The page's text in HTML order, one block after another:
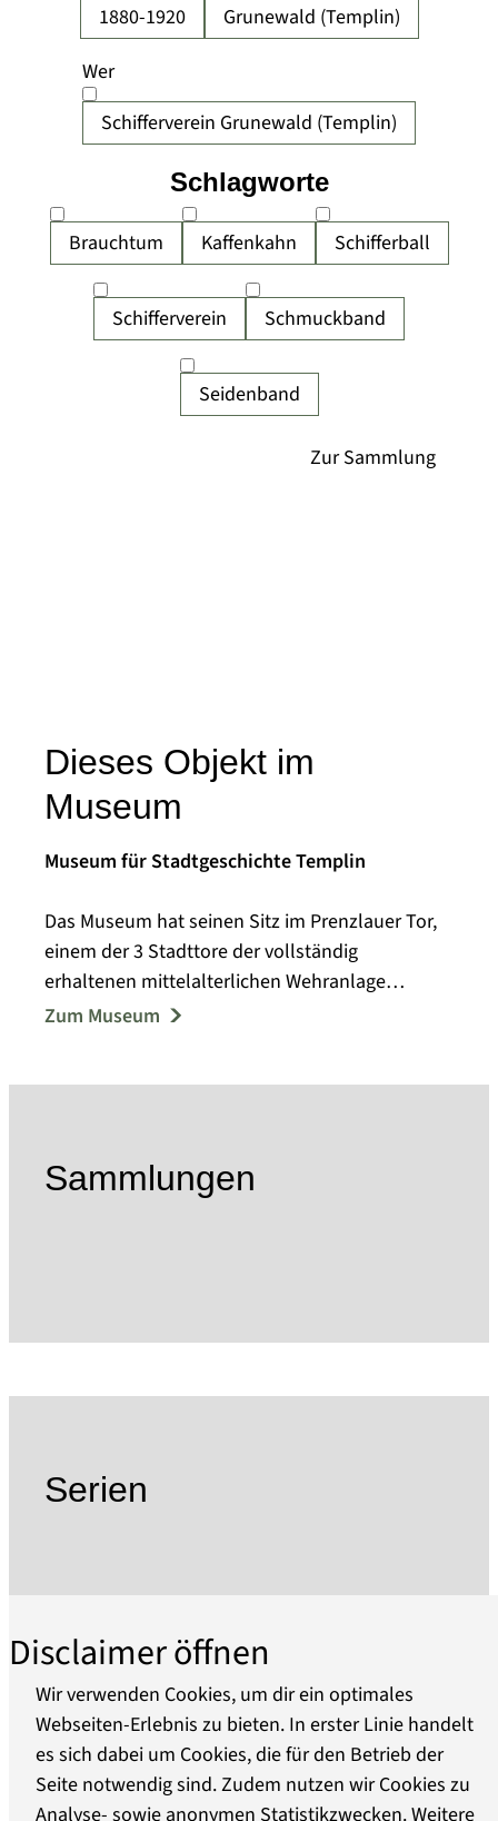
1880-1920
Grunewald (Templin)
Wer
Schifferverein Grunewald (Templin)
Brauchtum Kaffenkahn Schifferball
Schifferverein Schmuckband
Seidenband
Schlagworte
Dieses Objekt im
Museum
Museum für Stadtgeschichte Templin
Das Museum hat seinen Sitz im Prenzlauer Tor,
einem der 3 Stadttore der vollständig
erhaltenen mittelalterlichen Wehranlage
Templins.
Jahren reichte das Spektrum der
Sammeltätigkeit von Alltagsgegenständen,
Erscheinungsbild wieder sichtbar und damit den
Übergangs, des Austausches und Transits
und Umbauten entfernt, das historische
Durchgang und Übergang wieder erlebbar.
Diesem Architekturerlebnis fühlt sich die 2012
eröffnete Dauerausstellung inhaltlich
verpflichtet. Die über 800 für die Ausstellung
ausgewählten Objekte und die sich harmonisch
einfügende Ausstellungsgestaltung belegen die
Zum Museum
Sammlungen
Serien
Über uns
Disclaimer öffnen
Wir verwenden Cookies, um dir ein optimales
Webseiten-Erlebnis zu bieten. In erster Linie handelt
es sich dabei um Cookies, die für den Betrieb der
Seite notwendig sind. Zudem nutzen wir Cookies zu
Analyse- sowie anonymen Statistikzwecken. Weitere